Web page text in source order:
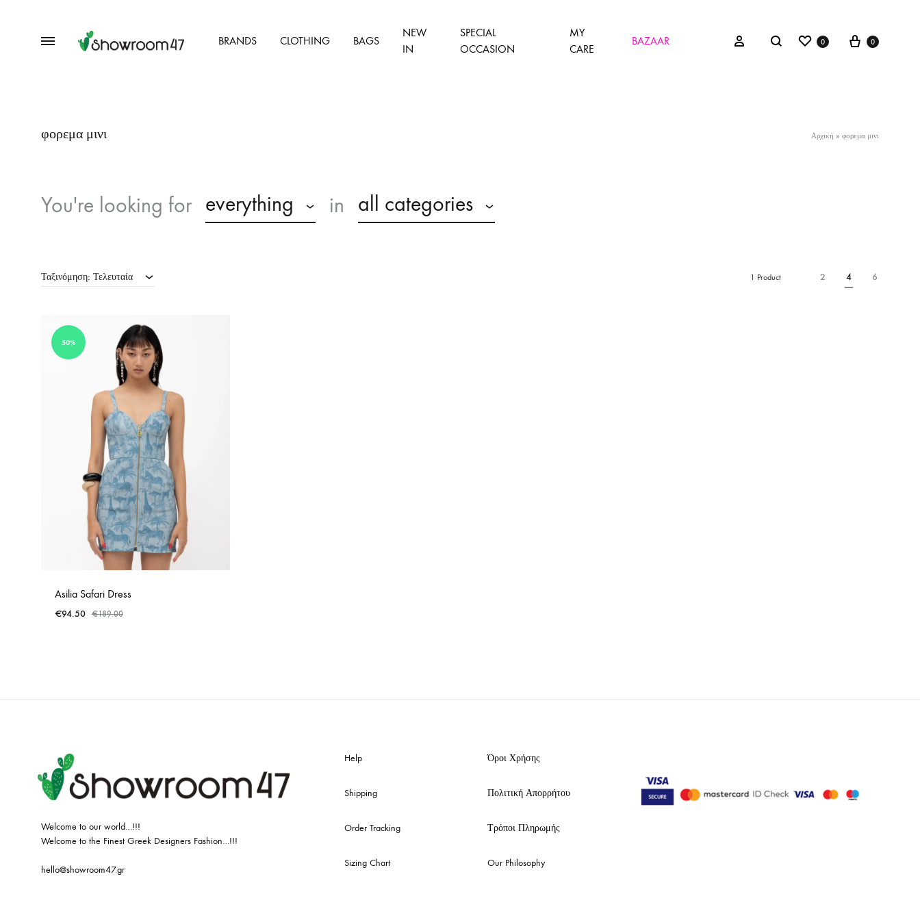
Menu
BRANDS CLOTHING BAGS
NEW
IN
SPECIAL
OCCASION
MY
CARE
BAZAAR Sign inSearch Wishlist
0 Cart
0
φορεμα μινι Αρχική » φορεμα μινι
You're looking for everything in all categories
Ταξινόμηση: Τελευταία 2 4 6
1 Product
50%
Asilia Safari Dress
€94.50 €189.00
Welcome to our world…!!!
Welcome to the Finest Greek Designers Fashion…!!!
hello@showroom47.gr
Help
Shipping
Order Tracking
Sizing Chart
Όροι Χρήσης
Πολιτική Απορρήτου
Τρόποι Πληρωμής
Our Philosophy